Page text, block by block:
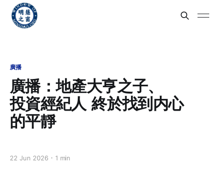
廣播
廣播：地產⼤亨之⼦、
投資經紀⼈ 終於找到内⼼
的平靜
22 Jun 2026 1 min